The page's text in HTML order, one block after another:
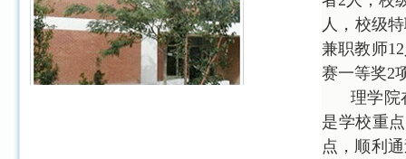
人，校级
兼职教师12
赛一等奖2
理学院
是学校重
点，顺利